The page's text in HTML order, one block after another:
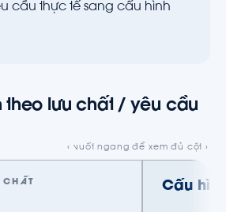
cầu thực tế sang cấu hình
lưu chất / yêu cầu
Cấu